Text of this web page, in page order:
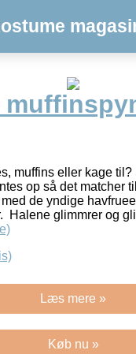
muffins eller kage
op så det matcher
de yndige
Halene glimmrer og
Læs mere »
Køb nu »